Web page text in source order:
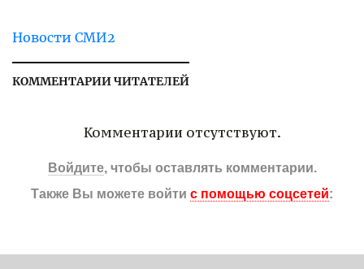
Новости СМИ2
КОММЕНТАРИИ ЧИТАТЕЛЕЙ
Комментарии отсутствуют.
Войдите, чтобы оставлять комментарии.
Также Вы можете войти с помощью соцсетей: